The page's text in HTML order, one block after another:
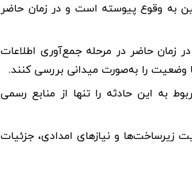
به وقوع پیوسته است و در زمان حاضر
زمان حاضر در مرحله جمع‌آوری اطلاعات
وضعیت را به‌صورت میدانی بررسی کنند.
به این حادثه را تنها از منابع رسمی
زیرساخت‌ها و نیازهای امدادی، جزئیات